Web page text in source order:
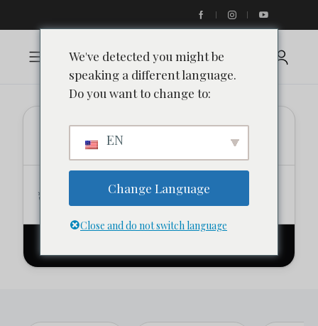
Emplacement
Ajouter une date
Vérifier
Ajouter une date
We've detected you might be
speaking a different language.
Do you want to change to:
EN
Change Language
Close and do not switch language